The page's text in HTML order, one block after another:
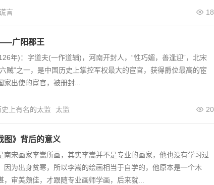
18
言
广阳郡王
年)：字道夫(一作道辅)，河南开封人，“性巧媚，善逢迎”，北宋
贼”之一，是中国历史上掌控军权最大的宦官，获得爵位最高的宦
家出使的宦官，被册封...
20
史上有名的太监 太监
图》背后的意义
南宋画家李嵩所画，其实李嵩并不是专业的画家，他也没有学习过
因为出身贫寒，所以李嵩的绘画相当于自学的，他原本是一个木
，审美颇佳，才跟随专业画师学画，后来就...